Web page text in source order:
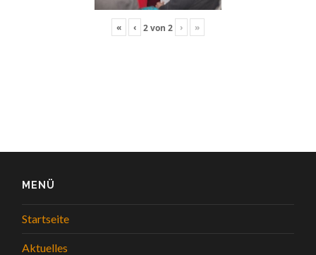
« ‹ 2von 2 › »
MENÜ
Startseite
Aktuelles